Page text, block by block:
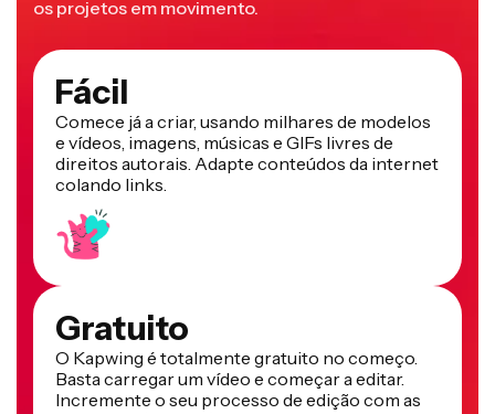
Fácil
Comece já a criar, usando milhares de modelos
e vídeos, imagens, músicas e GIFs livres de
direitos autorais. Adapte conteúdos da internet
colando links.
Gratuito
O Kapwing é totalmente gratuito no começo.
Basta carregar um vídeo e começar a editar.
Incremente o seu processo de edição com as
nossas poderosas ferramentas online.